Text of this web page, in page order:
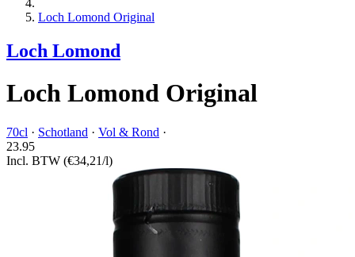
Loch Lomond Original
Loch Lomond
Loch Lomond Original
70cl · Schotland · Vol & Rond ·
23.95
Incl. BTW (€34,21/l)